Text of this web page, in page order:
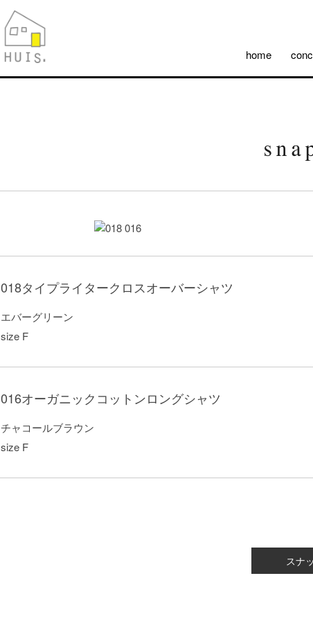
home
018タイプライタークロスオーバーシャツ
エバーグリーン
size F
016オーガニックコットンロングシャツ
チャコールブラウン
size F
スナ